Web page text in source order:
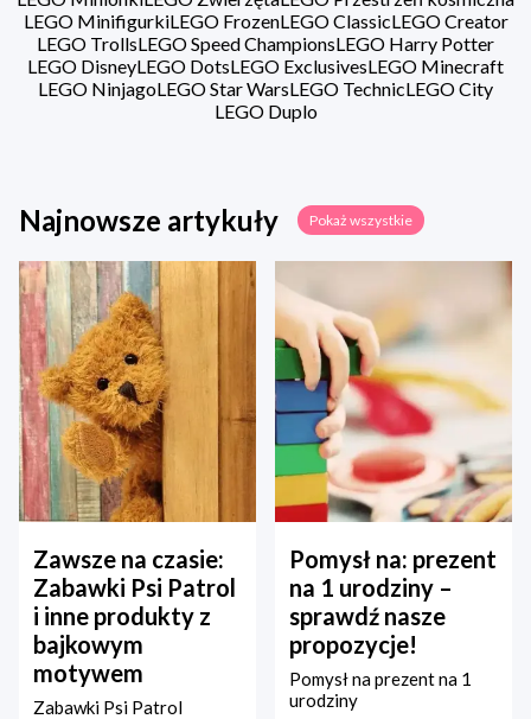
LEGO MinifigurkiLEGO FrozenLEGO ClassicLEGO Creator
LEGO TrollsLEGO Speed ChampionsLEGO Harry Potter
LEGO DisneyLEGO DotsLEGO ExclusivesLEGO Minecraft
LEGO NinjagoLEGO Star WarsLEGO TechnicLEGO City
LEGO Duplo
Najnowsze artykuły Pokaż wszystkie
Zawsze na czasie:
Zabawki Psi Patrol
i inne produkty z
bajkowym
motywem
Zabawki Psi Patrol
Pomysł na: prezent
na 1 urodziny –
sprawdź nasze
propozycje!
Pomysł na prezent na 1
urodziny